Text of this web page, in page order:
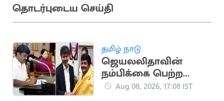
தொடர்புடைய செய்தி
தமிழ் நாடு
ஜெயலலிதாவின்
நம்பிக்கை பெற்ற
சி.விஜயபாஸ்கர்..
Aug 08, 2026, 17:08 IST